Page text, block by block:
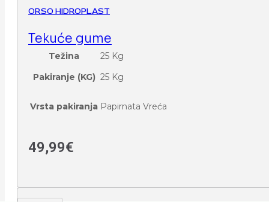
ORSO HIDROPLAST
Tekuće gume
Težina
25 Kg
Pakiranje (KG) 25 Kg
Vrsta pakiranja Papirnata Vreća
49,99€